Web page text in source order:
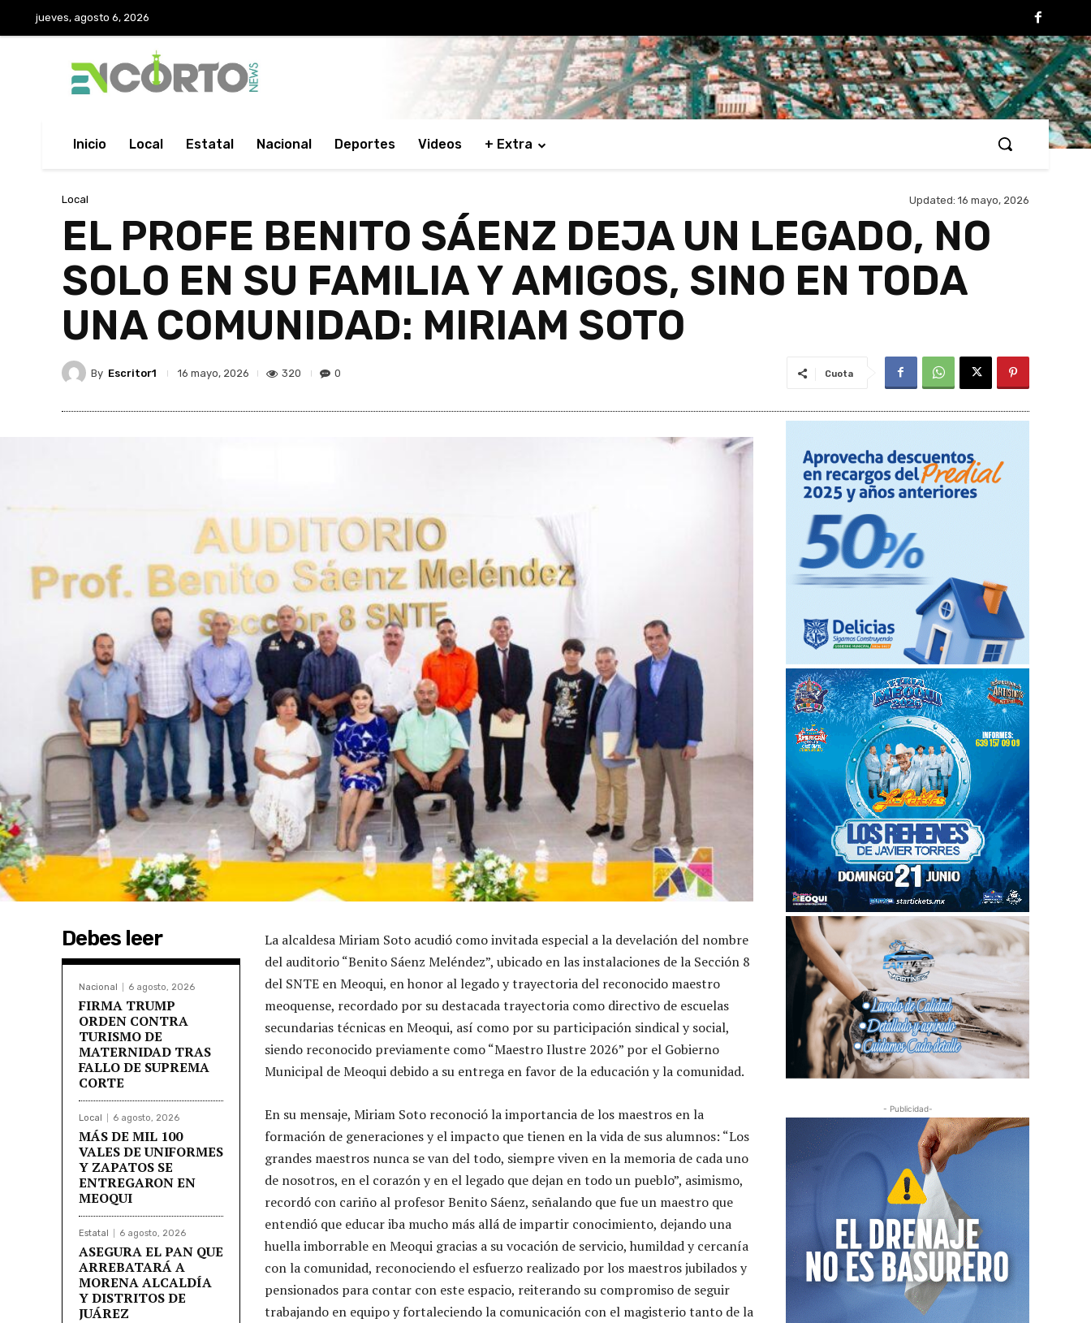
jueves, agosto 6, 2026
Inicio Local Estatal Nacional Deportes Videos + Extra
Local Updated: 16 mayo, 2026
EL PROFE BENITO SÁENZ DEJA UN LEGADO, NO
SOLO EN SU FAMILIA Y AMIGOS, SINO EN TODA
UNA COMUNIDAD: MIRIAM SOTO
By Escritor1 16 mayo, 2026 320 0 Cuota
Debes leer
Nacional 6 agosto, 2026
FIRMA TRUMP
ORDEN CONTRA
TURISMO DE
MATERNIDAD TRAS
FALLO DE SUPREMA
CORTE
Local 6 agosto, 2026
MÁS DE MIL 100
VALES DE UNIFORMES
Y ZAPATOS SE
ENTREGARON EN
MEOQUI
Estatal 6 agosto, 2026
ASEGURA EL PAN QUE
ARREBATARÁ A
MORENA ALCALDÍA
Y DISTRITOS DE
JUÁREZ
La alcaldesa Miriam Soto acudió como invitada especial a la develación del nombre
del auditorio “Benito Sáenz Meléndez”, ubicado en las instalaciones de la Sección 8
del SNTE en Meoqui, en honor al legado y trayectoria del reconocido maestro
meoquense, recordado por su destacada trayectoria como directivo de escuelas
secundarias técnicas en Meoqui, así como por su participación sindical y social,
siendo reconocido previamente como “Maestro Ilustre 2026” por el Gobierno
Municipal de Meoqui debido a su entrega en favor de la educación y la comunidad.
En su mensaje, Miriam Soto reconoció la importancia de los maestros en la
formación de generaciones y el impacto que tienen en la vida de sus alumnos: “Los
grandes maestros nunca se van del todo, siempre viven en la memoria de cada uno
de nosotros, en el corazón y en el legado que dejan en todo un pueblo”, asimismo,
recordó con cariño al profesor Benito Sáenz, señalando que fue un maestro que
entendió que educar iba mucho más allá de impartir conocimiento, dejando una
huella imborrable en Meoqui gracias a su vocación de servicio, humildad y cercanía
con la comunidad, reconociendo el esfuerzo realizado por los maestros jubilados y
pensionados para contar con este espacio, reiterando su compromiso de seguir
trabajando en equipo y fortaleciendo la comunicación con el magisterio tanto de la
- Publicidad-